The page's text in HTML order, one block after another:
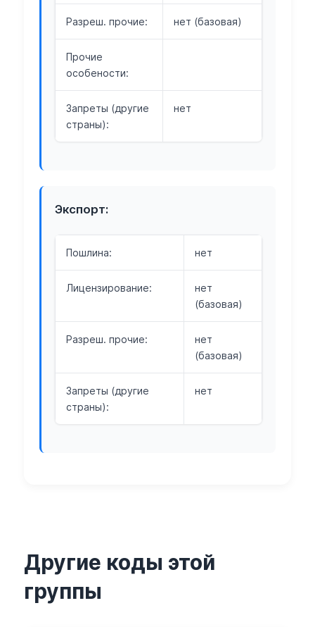
Разреш. прочие: нет (базовая)
Прочие
особености:
Запреты (другие
страны):
нет
Экспорт:
Пошлина: нет
Лицензирование:
нет
(базовая)
Разреш. прочие:
нет
(базовая)
Запреты (другие
страны):
нет
Другие коды этой
группы